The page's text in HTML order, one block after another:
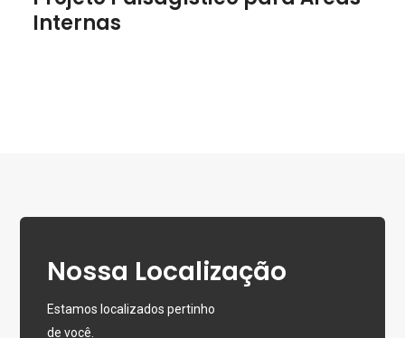
Internas
Nossa Localização
Estamos localizados pertinho
de você.